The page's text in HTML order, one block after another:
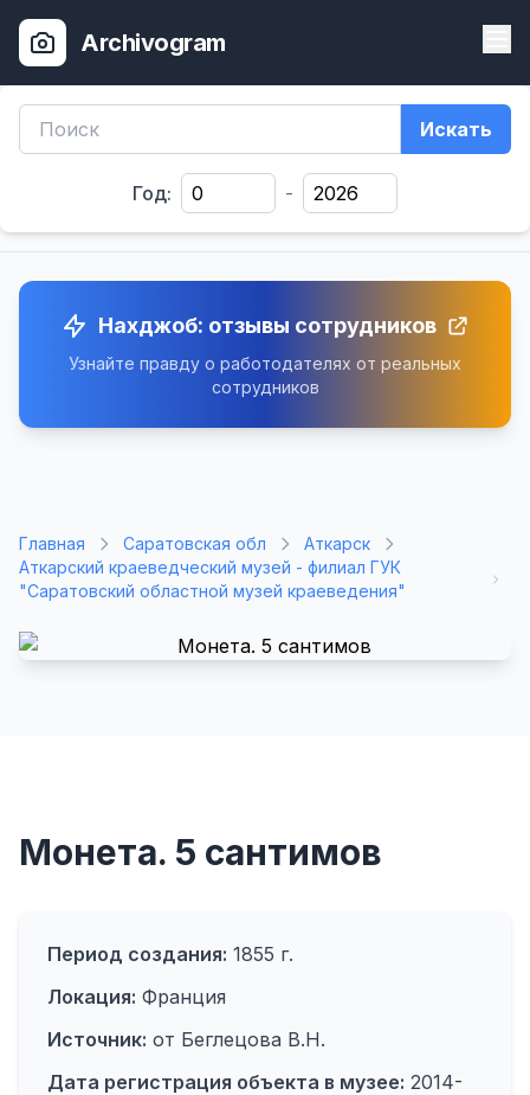
Archivogram
Искать
Год: -
Нахджоб: отзывы сотрудников
Узнайте правду о работодателях от реальных
сотрудников
Главная Саратовская обл
Аткарск
Аткарский краеведческий музей - филиал ГУК
"Саратовский областной музей краеведения"
Монета. 5 сантимов
Период создания: 1855 г.
Локация: Франция
Источник: от Беглецова В.Н.
Дата регистрация объекта в музее: 2014-